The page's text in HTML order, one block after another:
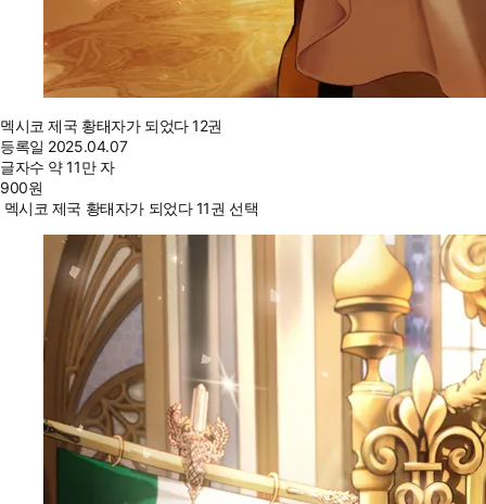
멕시코 제국 황태자가 되었다 12권
등록일 2025.04.07
글자수 약 11만 자
900원
멕시코 제국 황태자가 되었다 11권 선택